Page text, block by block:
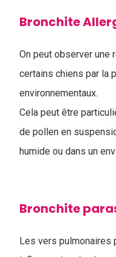
Bronchite
On peut observer une
certains chiens par la
environnementaux.
Cela peut être
de pollen en
humide ou dans un
Bronchite
Les vers pulmonaires